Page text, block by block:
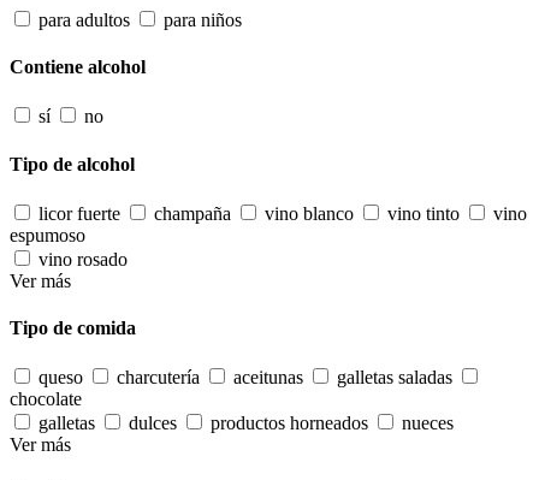
para adultos para niños
Contiene alcohol
sí no
Tipo de alcohol
licor fuerte champaña vino blanco vino tinto
vino
espumoso
vino rosado
Ver más
Tipo de comida
queso charcutería aceitunas
galletas saladas
chocolate
galletas
dulces productos horneados
nueces
Ver más